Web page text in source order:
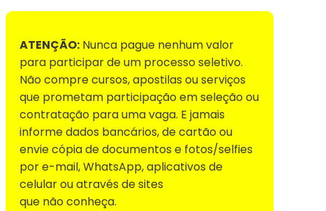
ATENÇÃO: Nunca pague nenhum valor
para participar de um processo seletivo.
Não compre cursos, apostilas ou serviços
que prometam participação em seleção ou
contratação para uma vaga. E jamais
informe dados bancários, de cartão ou
envie cópia de documentos e fotos/selfies
por e-mail, WhatsApp, aplicativos de
celular ou através de sites
que não conheça.